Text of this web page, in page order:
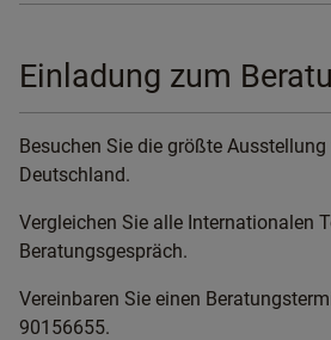
Einladung zum
Besuchen Sie die größte
Deutschland.
Vergleichen Sie alle Internationalen
Beratungsgespräch.
Vereinbaren Sie einen
90156655.